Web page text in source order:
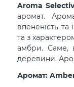
Aroma
аромат.
впененість
та з
амбри. Саме,
деревини.
Аромат: